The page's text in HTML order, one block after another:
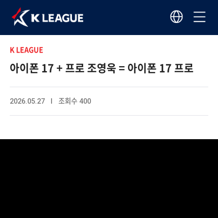
K LEAGUE
아이폰 17 + 프로 조영욱 = 아이폰 17 프로
2026.05.27 I 조회수 400